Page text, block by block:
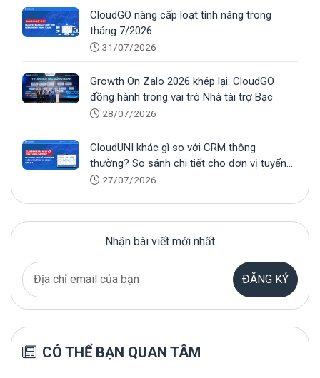
CloudGO nâng cấp loạt tính năng trong
tháng 7/2026
31/07/2026
Growth On Zalo 2026 khép lại: CloudGO
đồng hành trong vai trò Nhà tài trợ Bạc
28/07/2026
CloudUNI khác gì so với CRM thông
thường? So sánh chi tiết cho đơn vị tuyển
sinh27/07/2026
Nhận bài viết mới nhất
ĐĂNG KÝ
CÓ THỂ BẠN QUAN TÂM